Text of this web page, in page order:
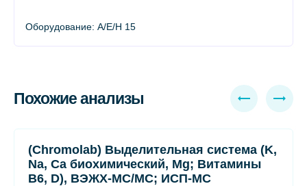
Оборудование: A/E/H 15
Похожие анализы
(Chromolab) Выделительная система (K,
Na, Ca биохимический, Mg; Витамины
B6, D), ВЭЖХ-МС/МС; ИСП-МС